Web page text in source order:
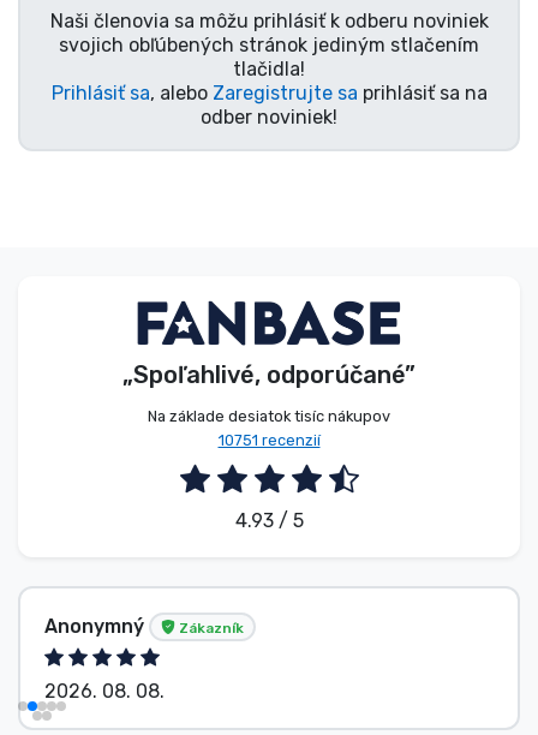
Naši členovia sa môžu prihlásiť k odberu noviniek
svojich obľúbených stránok jediným stlačením
tlačidla!
Prihlásiť sa, alebo Zaregistrujte sa prihlásiť sa na
odber noviniek!
„Spoľahlivé, odporúčané”
Na základe desiatok tisíc nákupov
10751 recenzií
4.93 / 5
Anonymný Zákazník
2026. 08. 08.
Typy výrobkov
Značky